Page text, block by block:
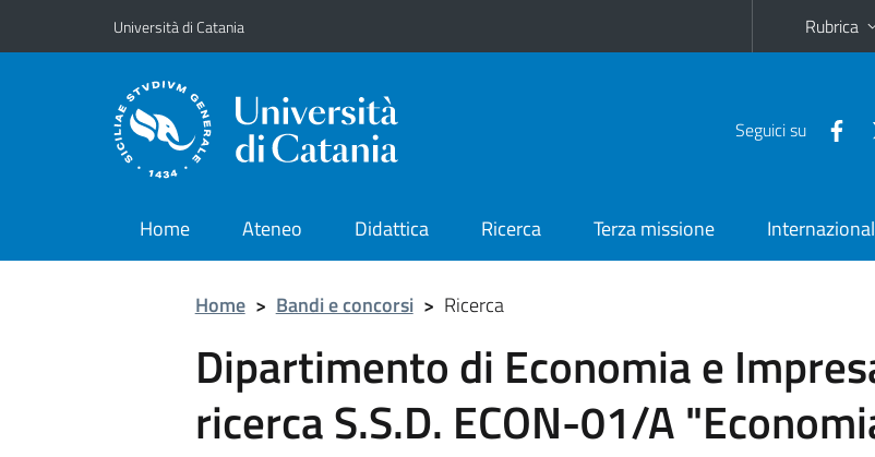
Vai al contenuto principale
Vai al menu di navigazione
Università di Catania Rubrica
Seguici su
Home Ateneo Didattica Ricerca Terza missione
Home > Bandi e concorsi > Ricerca
Dipartimento di Economia e
ricerca S.S.D. ECON-01/A